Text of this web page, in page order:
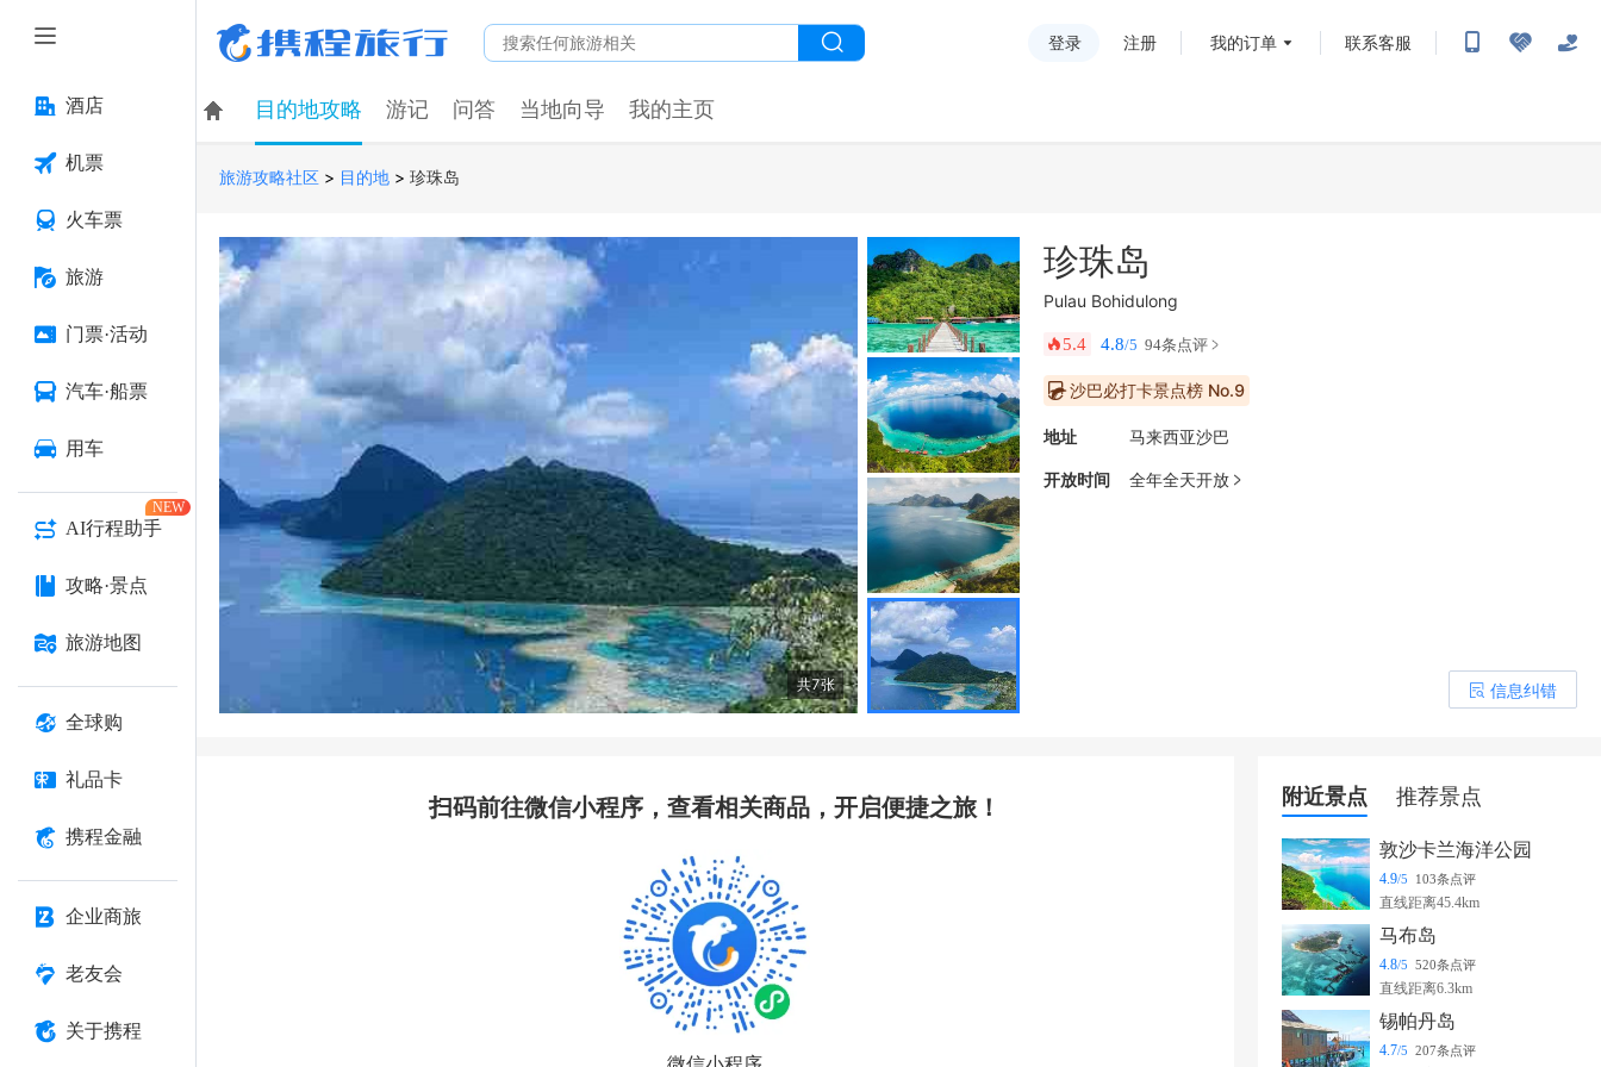
酒店
机票
火车票
旅游
门票·活动
汽车·船票
用车
AI行程助手
NEW
攻略·景点
旅游地图
全球购
礼品卡
携程金融
企业商旅
老友会
关于携程
登录 注册 我的订单 联系客服
目的地攻略 游记 问答 当地向导 我的主页
旅游攻略社区 > 目的地 > 珍珠岛
共7张
珍珠岛
Pulau Bohidulong
󰺂 5.4 4.8/5 94条点评
󰥫沙巴必打卡景点榜 No.9
地址 马来西亚沙巴
开放时间 全年全天开放 
󰎒 信息纠错
扫码前往微信小程序，查看相关商品，开启便捷之旅！ 附近景点 推荐景点
敦沙卡兰海洋公园
4.9/5 103条点评
直线距离45.4km
马布岛
4.8/5 520条点评
直线距离6.3km
锡帕丹岛
4.7/5 207条点评